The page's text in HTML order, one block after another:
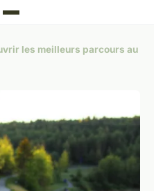
les meilleurs parcours au